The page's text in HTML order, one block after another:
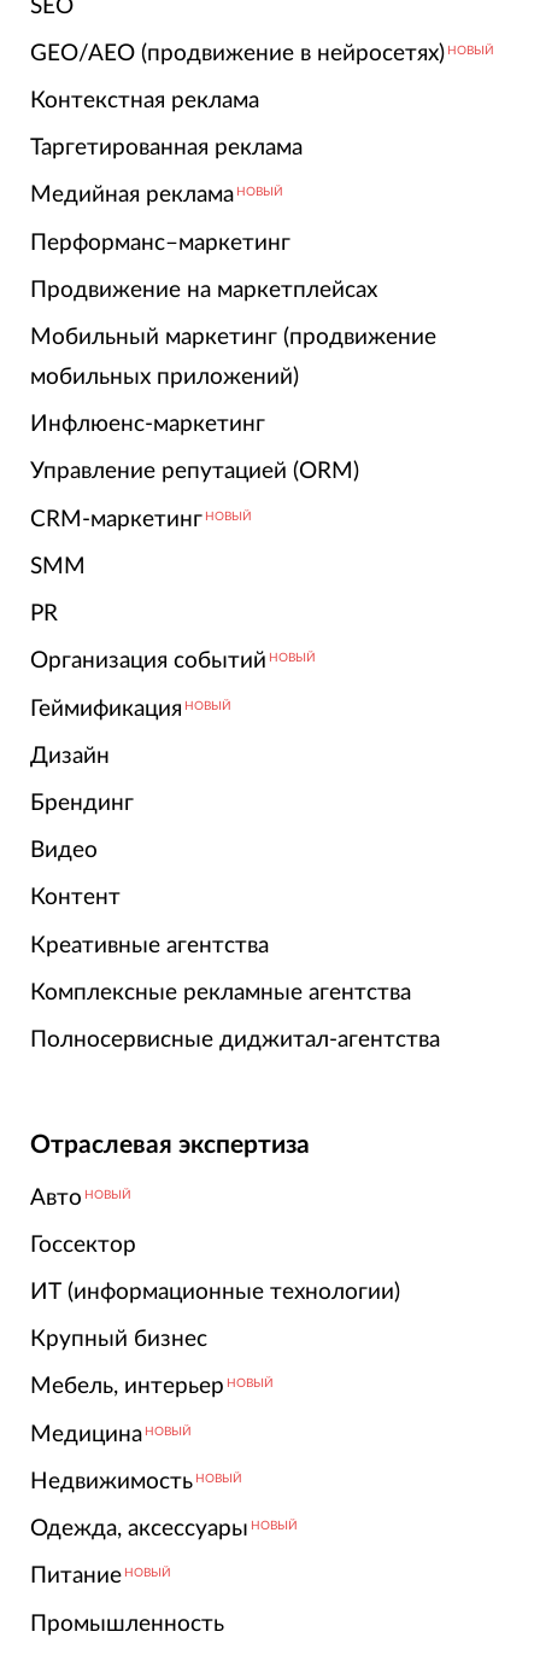
SEO
GEO/AEO (продвижение в нейросетях) НОВЫЙ
Контекстная реклама
Таргетированная реклама
Медийная реклама НОВЫЙ
Перформанс–маркетинг
Продвижение на маркетплейсах
Мобильный маркетинг (продвижение
мобильных приложений)
Инфлюенс-маркетинг
Управление репутацией (ORM)
CRM-маркетинг НОВЫЙ
SMM
PR
Организация событий НОВЫЙ
Геймификация НОВЫЙ
Дизайн
Брендинг
Видео
Контент
Креативные агентства
Комплексные рекламные агентства
Полносервисные диджитал-агентства
Отраслевая экспертиза
Авто НОВЫЙ
Госсектор
ИТ (информационные технологии)
Крупный бизнес
Мебель, интерьер НОВЫЙ
Медицина НОВЫЙ
Недвижимость НОВЫЙ
Одежда, аксессуары НОВЫЙ
Питание НОВЫЙ
Промышленность